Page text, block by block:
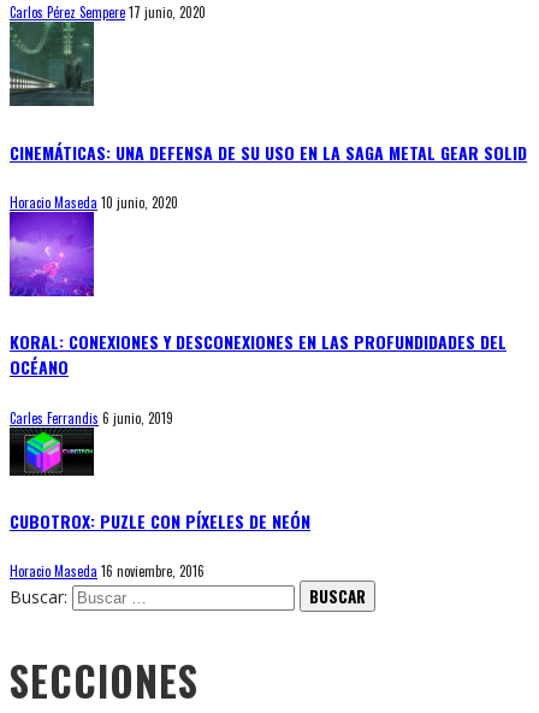
Carlos Pérez Sempere17 junio, 2020
CINEMÁTICAS: UNA DEFENSA DE SU USO EN LA SAGA METAL GEAR SOLID
Horacio Maseda 10 junio, 2020
KORAL: CONEXIONES Y DESCONEXIONES EN LAS PROFUNDIDADES DEL
OCÉANO
Carles Ferrandis 6 junio, 2019
CUBOTROX: PUZLE CON PÍXELES DE NEÓN
Horacio Maseda 16 noviembre, 2016
Buscar:
SECCIONES